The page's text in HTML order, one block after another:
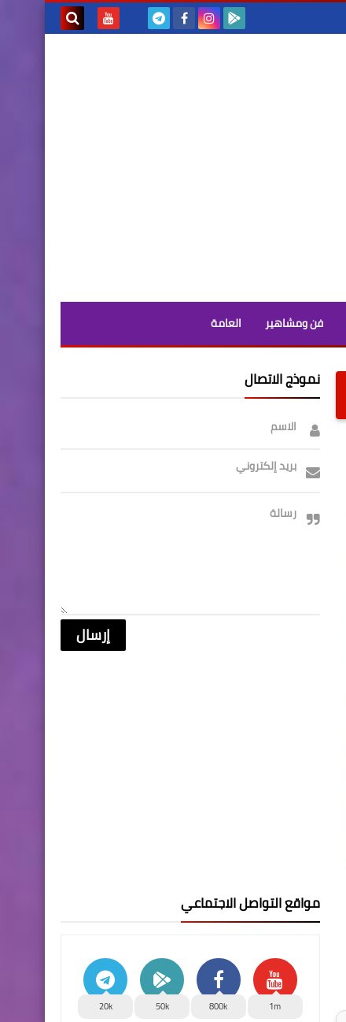
فن ومشاهير العامة
نموذج الاتصال
الاسم
بريد إلكتروني
رسالة
مواقع التواصل الاجتماعي
1m
800k
50k
20k